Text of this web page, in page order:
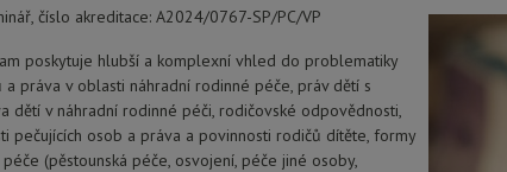
číslo akreditace: A2024/0767-SP/PC/VP
poskytuje hlubší a komplexní vhled do problematiky
a práva v oblasti náhradní rodinné péče, práv dětí s
dětí v náhradní rodinné péči, rodičovské odpovědnosti,
pečujících osob a práva a povinnosti rodičů dítěte, formy
(pěstounská péče, osvojení, péče jiné osoby,